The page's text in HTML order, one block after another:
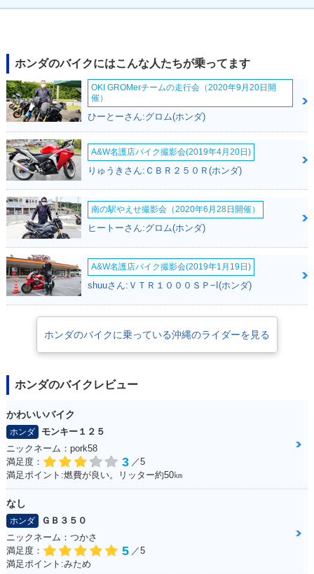
ホンダのバイクにはこんな人たちが乗ってます
OKI GROMerチームの走行会（2020年9月20日開
催）
ひーとーさん:グロム(ホンダ)
A&W名護店バイク撮影会(2019年4月20日)
りゅうきさん:ＣＢＲ２５０Ｒ(ホンダ)
南の駅やえせ撮影会（2020年6月28日開催）
ヒートーさん:グロム(ホンダ)
A&W名護店バイク撮影会(2019年1月19日)
shuuさん:ＶＴＲ１０００ＳＰ−I(ホンダ)
ホンダのバイクに乗っている沖縄のライダーを見る
ホンダのバイクレビュー
かわいいバイク
ホンダ
モンキー１２５
ニックネーム：pork58
満足度：
3 ／5
満足ポイント:燃費が良い。リッター約50㎞
なし
ホンダ
ＧＢ３５０
ニックネーム：つかさ
満足度：
5 ／5
満足ポイント:みため